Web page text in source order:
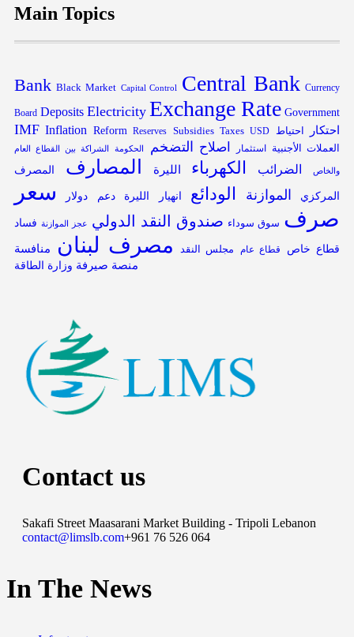
Main Topics
Bank Black Market Capital Control Central Bank Currency
Board Deposits Electricity Exchange Rate Government
IMF Inflation Reform Reserves Subsidies Taxes USD احتكار
احتياط
العملات الأجنبية
استثمار اصلاح التضخم الحكومة الشراكة بين القطاع العام
والخاص الضرائب الكهرباء الليرة المصارف المصرف
المركزي الموازنة الودائع انهيار الليرة دعم دولار
سعر
صرف سوق سوداء صندوق النقد الدولي عجز الموازنة فساد
قطاع خاص قطاع عام مجلس النقد مصرف لبنان
منافسة
منصة صيرفة وزارة الطاقة
Contact us
Sakafi Street Maasarani Market Building - Tripoli Lebanon
contact@limslb.com+961 76 526 064
In The News